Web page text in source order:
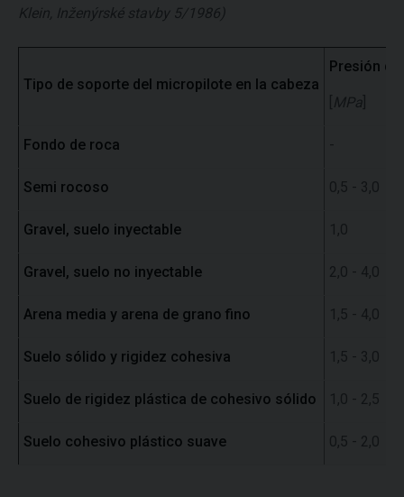
Klein, Inženýrské stavby 5/1986)
Tipo de soporte del micropilote en la cabeza
Presión
MPa
Fondo de roca -
Semi rocoso 0,5 - 3,0
Gravel, suelo inyectable 1,0
Gravel, suelo no inyectable 2,0 - 4,0
Arena media y arena de grano fino 1,5 - 4,0
Suelo sólido y rigidez cohesiva 1,5 - 3,0
Suelo de rigidez plástica de cohesivo sólido 1,0 - 2,5
Suelo cohesivo plástico suave 0,5 - 2,0